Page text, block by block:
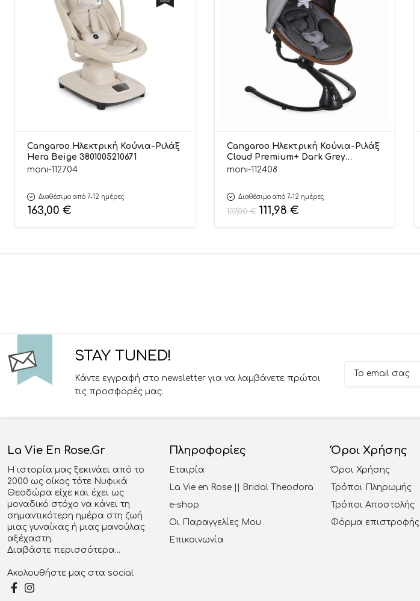
Cangaroo Ηλεκτρική Κούνια-Ριλάξ
Hera Beige 3801005210671
moni-112704
Διαθέσιμο από 7-12 ημέρες
163,00 €
Cangaroo Ηλεκτρική Κούνια-Ριλάξ
Cloud Premium+ Dark Grey
3801005210510
moni-112408
Διαθέσιμο από 7-12 ημέρες
137,00€ 111,98 €
STAY TUNED!
Κάντε εγγραφή στο newsletter για να λαμβάνετε πρώτοι
τις προσφορές μας.
La Vie En Rose.gr
Η ιστορία μας ξεκινάει από το
2000 ως οίκος τότε Νυφικά
Θεοδώρα είχε και έχει ως
μοναδικό στόχο να κάνει τη
σημαντικότερη ημέρα στη ζωή
μιας γυναίκας ή μιας μανούλας
αξέχαστη.
Διαβάστε περισσότερα...
Ακολουθήστε μας στα social
Πληροφορίες
Εταιρία
La Vie en Rose || Bridal Theodora
e-shop
Οι Παραγγελίες Μου
Επικοινωνία
Όροι Χρήσης
Όροι Χρήσης
Τρόποι Πληρωμής
Τρόποι Αποστολής
Φόρμα επιστροφής